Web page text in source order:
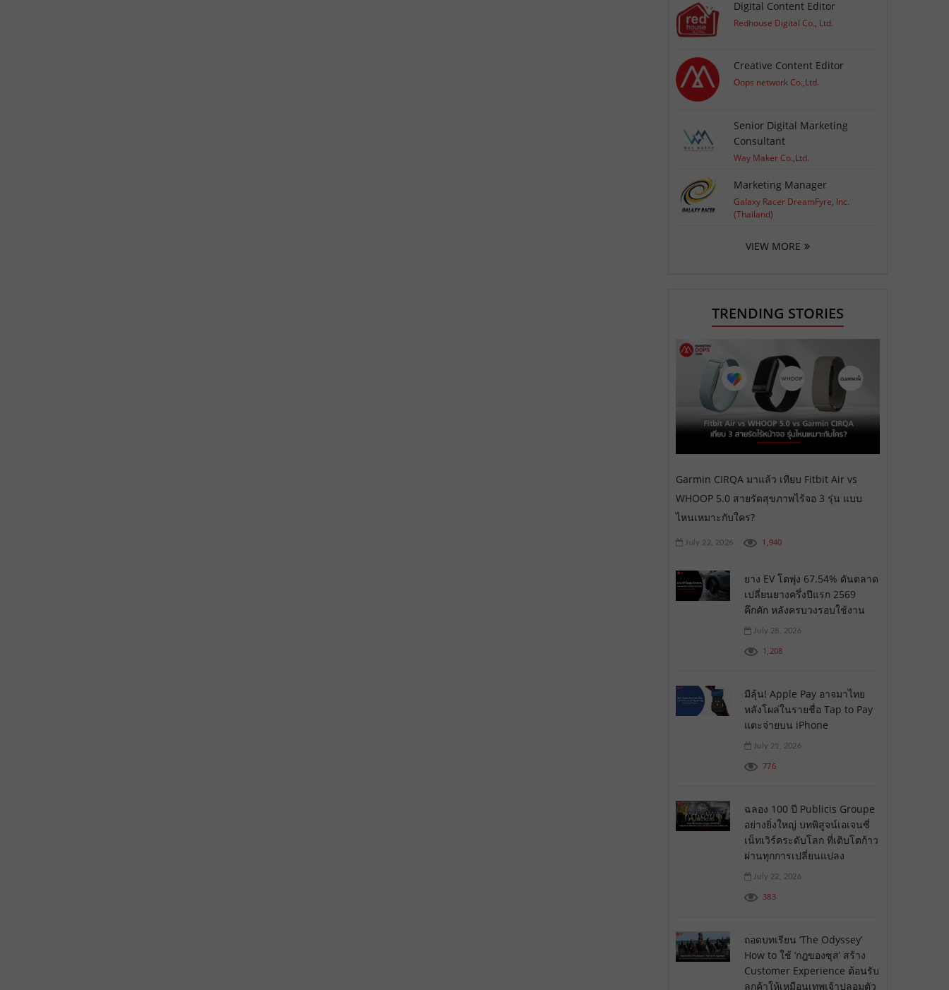
Digital Content Editor
Redhouse Digital Co., Ltd.
Creative Content Editor
Oops network Co.,Ltd.
Senior Digital Marketing
Consultant
Way Maker Co.,Ltd.
Marketing Manager
Galaxy Racer DreamFyre, Inc.
(Thailand)
VIEW MORE
TRENDING STORIES
Garmin CIRQA มาแล้ว เทียบ Fitbit Air vs
WHOOP 5.0 สายรัดสุขภาพไร้จอ 3 รุ่น แบบ
ไหนเหมาะกับใคร?
July 22, 2026 1,940
ยาง EV โตพุ่ง 67.54% ดันตลาด
เปลี่ยนยางครึ่งปีแรก 2569
คึกคัก หลังครบวงรอบใช้งาน
July 28, 2026
1,208
มีลุ้น! Apple Pay อาจมาไทย
หลังโผล่ในรายชื่อ Tap to Pay
แตะจ่ายบน iPhone
July 21, 2026
776
ฉลอง 100 ปี Publicis Groupe
อย่างยิ่งใหญ่ บทพิสูจน์เอเจนซี่
เน็ทเวิร์คระดับโลก ที่เติบโตก้าว
ผ่านทุกการเปลี่ยนแปลง
July 22, 2026
383
ถอดบทเรียน ‘The Odyssey’
How to ใช้ ‘กฎของซุส’ สร้าง
Customer Experience ต้อนรับ
ลูกค้าให้เหมือนเทพเจ้าปลอมตัว